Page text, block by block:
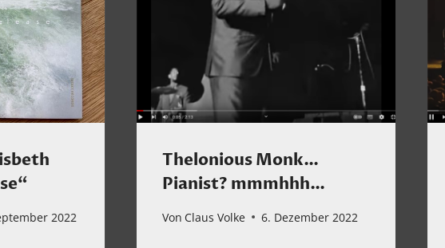
2022
Thelonious Monk…
Pianist? mmmhhh…
Von Claus Volke 6. Dezember 2022